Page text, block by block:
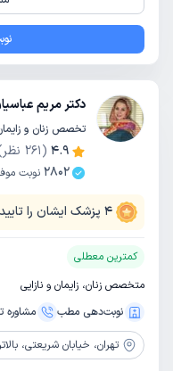
دکتر مریم
تخصص زنان و
4.9
(
261
2802 نوبت
4 پزشک ایشان را
کمترین معطلی
متخصص زنان، زایمان و نازایی
نوبت‌دهی مطب
مشاوره‌
تهران، خیابان شریعتی، بالاتر از تقاطع